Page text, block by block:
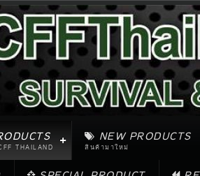
THAILAND
NEW PRODUCTS
สินค้ามาใหม่